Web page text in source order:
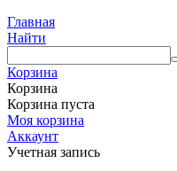
Главная
Найти
Корзина
Корзина
Корзина пуста
Моя корзина
Аккаунт
Учетная запись